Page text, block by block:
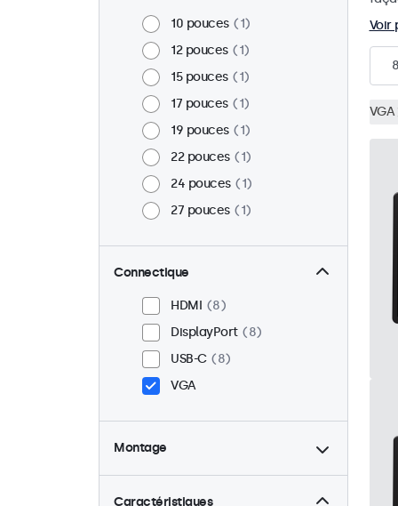
10 pouces
1
12 pouces
1
15 pouces
1
17 pouces
1
19 pouces
1
22 pouces
1
24 pouces
1
27 pouces
1
Connectique
HDMI
8
DisplayPort
8
USB-C
8
VGA
Montage
Panel mount
8
Encastrable
Caractéristiques
Voir
8
VGA